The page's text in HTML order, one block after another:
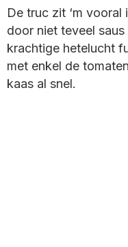
De truc zit ‘m
door niet teveel
krachtige hetelucht
met enkel de
kaas al snel.